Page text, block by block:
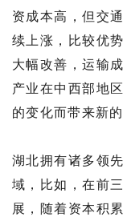
资成本高，但交
续上涨，比较优
大幅改善，运输
产业在中西部地
的变化而带来新
湖北拥有诸多领
域，比如，在前
展，随着资本积